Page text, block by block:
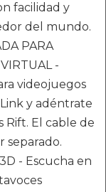
facilidad y
del mundo.
PARA
-
videojuegos
y adéntrate
El cable de
separado.
- Escucha en